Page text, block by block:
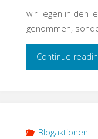
wir liegen in den
genommen,
Continue
Blogaktionen